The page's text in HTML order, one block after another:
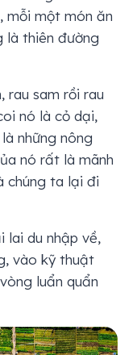
mỗi một món ăn
là thiên đường
rau sam rồi rau
nó là cỏ dại,
những nông
nó rất là mãnh
chúng ta lại đi
lai du nhập về,
vào kỹ thuật
luẩn quẩn